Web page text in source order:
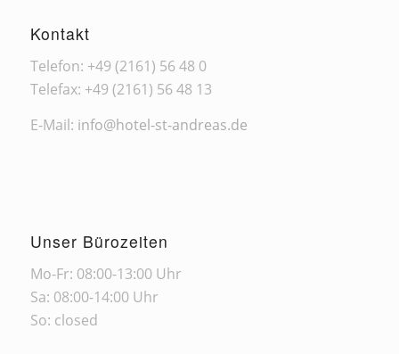
Kontakt
Telefon: +49 (2161) 56 48 0
Telefax: +49 (2161) 56 48 13
E-Mail: info@hotel-st-andreas.de
Unser Bürozeiten
Mo-Fr: 08:00-13:00 Uhr
Sa: 08:00-14:00 Uhr
So: closed